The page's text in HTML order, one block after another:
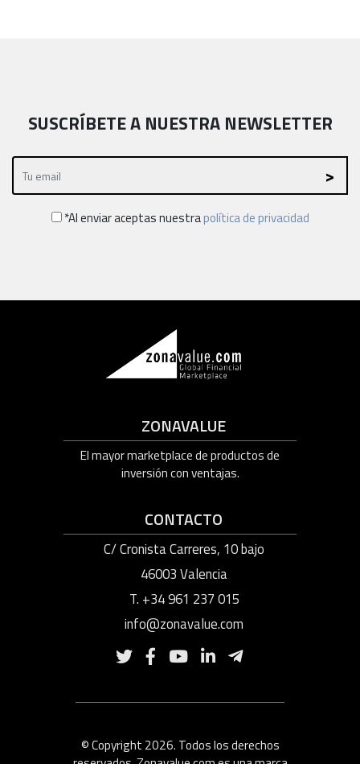
SUSCRÍBETE A NUESTRA NEWSLETTER
*Al enviar aceptas nuestrapolítica de privacidad
ZONAVALUE
El mayor marketplace de productos de
inversión con ventajas.
CONTACTO
C/ Cronista Carreres, 10 bajo
46003 Valencia
T. +34 961 237 015
info@zonavalue.com
© Copyright 2026. Todos los derechos